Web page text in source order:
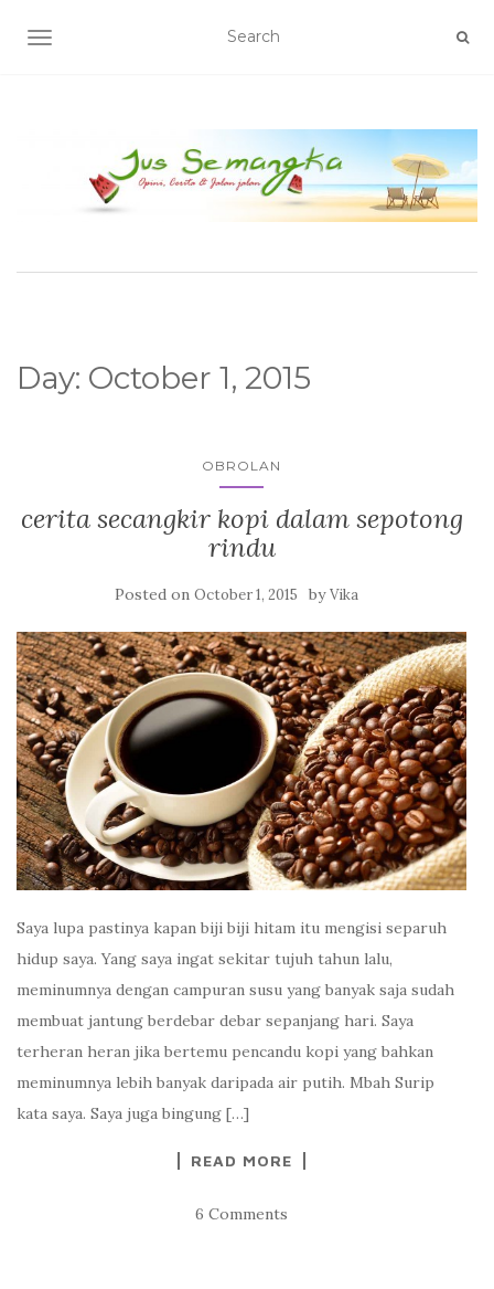
TOGGLE NAVIGATION
Day: October 1, 2015
OBROLAN
cerita secangkir kopi dalam sepotong
rindu
Posted on October 1, 2015 byVika
Saya lupa pastinya kapan biji biji hitam itu mengisi separuh
hidup saya. Yang saya ingat sekitar tujuh tahun lalu,
meminumnya dengan campuran susu yang banyak saja sudah
membuat jantung berdebar debar sepanjang hari. Saya
terheran heran jika bertemu pencandu kopi yang bahkan
meminumnya lebih banyak daripada air putih. Mbah Surip
kata saya. Saya juga bingung […]
READ MORE
6 Comments